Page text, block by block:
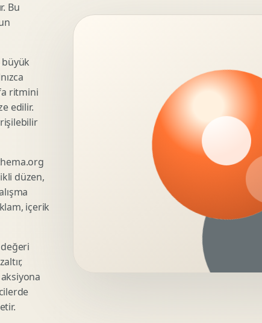
Tasarimi
Tasarimi
Kreatifi
Tasarimi
Bu
ritmini
edilir.
düzen,
içerik